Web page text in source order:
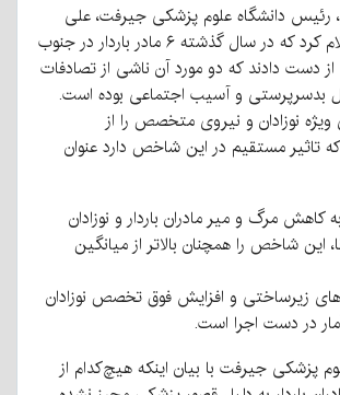
رئیس دانشگاه علوم پزشکی جیرفت، علی
اصغر خیرخواه، اعلام کرد که در سال گذشته ۶ مادر باردار در جنوب
دست دادند که دو مورد آن ناشی از تصادفات
بدسرپرستی و آسیب اجتماعی بوده است.
نوزادان و نیروی متخصص را از
تاثیر مستقیم در این شاخص دارد عنوان
کاهش مرگ و میر مادران باردار و نوزادان
این شاخص را همچنان بالاتر از میانگین
زیرساختی و افزایش فوق تخصص نوزادان
در دست اجرا است.
پزشکی جیرفت با بیان اینکه هیچ‌کدام از